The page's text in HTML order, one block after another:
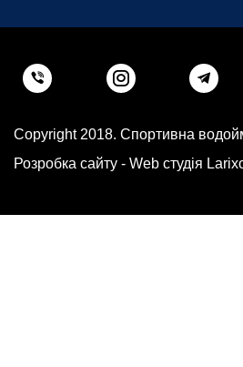
Copyright 2018. Спортивна
Розробка сайту - Web студія